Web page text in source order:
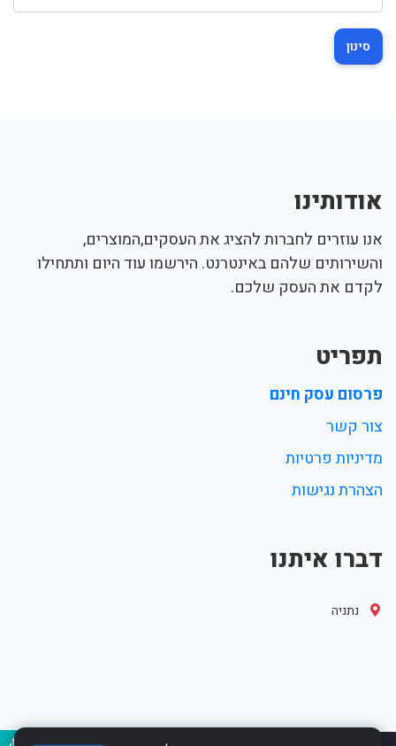
סינון
אודותינו
אנו עוזרים לחברות להציג את העסקים,המוצרים,
והשירותים שלהם באינטרנט. הירשמו עוד היום ותתחילו
לקדם את העסק שלכם.
תפריט
פרסום עסק חינם
צור קשר
מדיניות פרטיות
הצהרת נגישות
דברו איתנו
נתניה